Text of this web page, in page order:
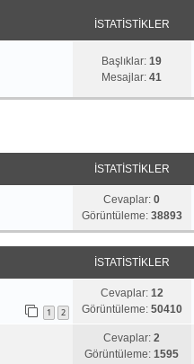
İSTATISTIKLER
Başlıklar:19
Mesajlar:41
İSTATISTIKLER
Cevaplar:0
Görüntüleme: 38893
İSTATISTIKLER
1 2
Cevaplar: 12
Görüntüleme: 50410
Cevaplar:2
Görüntüleme:1595